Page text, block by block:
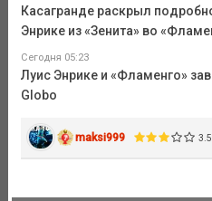
Касагранде раскрыл
Энрике из «Зенита» во
Сегодня 05:23
Луис Энрике и «Фламенго»
Globo
maksi999